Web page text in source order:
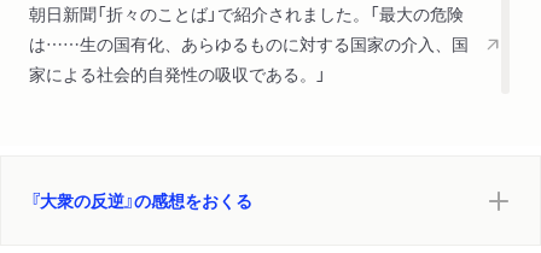
あとがき
「ちくま学芸文庫」版あとがき
朝日新聞「折々のことば」で紹介されました。「最大の危険
は……生の国有化、あらゆるものに対する国家の介入、国
家による社会的自発性の吸収である。」
『大衆の反逆』の感想をおくる